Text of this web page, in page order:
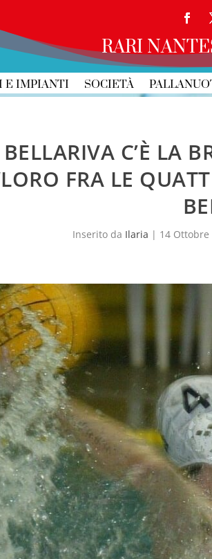
RARI
E IMPIANTI SOCIETÀ
C’È LA
FRA LE
Inserito da Ilaria | 14 Ottobre